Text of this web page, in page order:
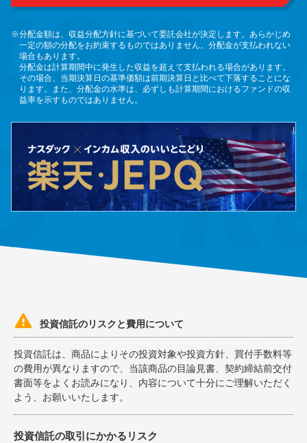
※分配金額は、収益分配方針に基づいて委託会社が決定します。あらかじめ
一定の額の分配をお約束するものではありません。分配金が支払われない
場合もあります。
分配金は計算期間中に発生した収益を超えて支払われる場合があります。
その場合、当期決算日の基準価額は前期決算日と比べて下落することにな
ります。また、分配金の水準は、必ずしも計算期間におけるファンドの収
益率を示すものではありません。
 投資信託のリスクと費用について
投資信託は、商品によりその投資対象や投資方針、買付手数料等
の費用が異なりますので、当該商品の目論見書、契約締結前交付
書面等をよくお読みになり、内容について十分にご理解いただく
よう、お願いいたします。
投資信託の取引にかかるリスク